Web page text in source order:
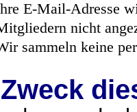
E-Mail-Adresse
nicht
sammeln keine